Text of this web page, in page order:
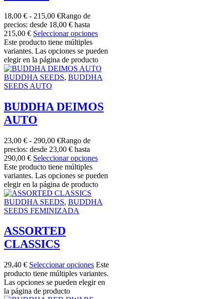
18,00 € - 215,00 €Rango de
precios: desde 18,00 € hasta
215,00 € Seleccionar opciones
Este producto tiene múltiples
variantes. Las opciones se pueden
elegir en la página de producto
BUDDHA SEEDS, BUDDHA
SEEDS AUTO
BUDDHA DEIMOS
AUTO
23,00 € - 290,00 €Rango de
precios: desde 23,00 € hasta
290,00 € Seleccionar opciones
Este producto tiene múltiples
variantes. Las opciones se pueden
elegir en la página de producto
BUDDHA SEEDS, BUDDHA
SEEDS FEMINIZADA
ASSORTED
CLASSICS
29,40 € Seleccionar opciones Este
producto tiene múltiples variantes.
Las opciones se pueden elegir en
la página de producto